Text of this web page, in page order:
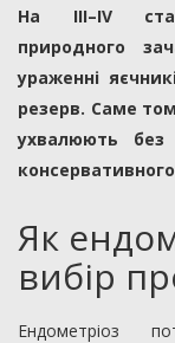
На III–IV
природного
ураженні
резерв. Саме
ухвалюють без
Як
вибір
Ендометріоз